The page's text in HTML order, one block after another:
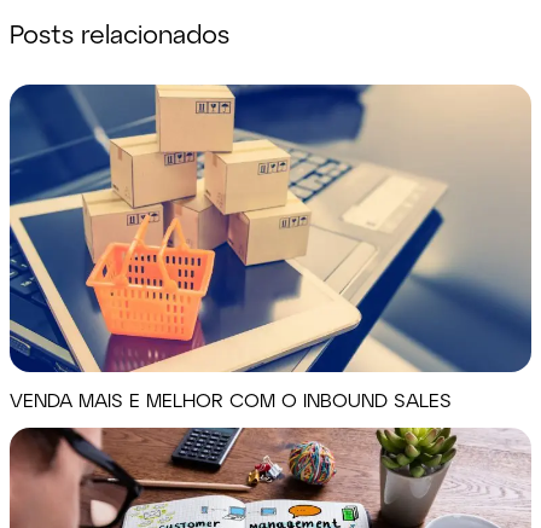
Posts relacionados
VENDA MAIS E MELHOR COM O INBOUND SALES